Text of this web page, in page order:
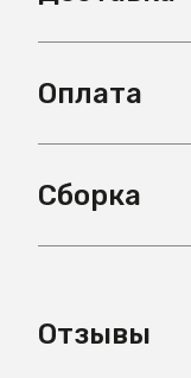
Оплата
Сборка
Отзывы